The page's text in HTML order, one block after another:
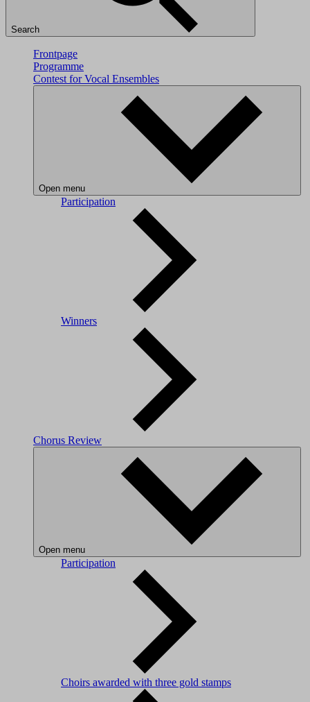
Search
Frontpage
Programme
Contest for Vocal Ensembles
Open menu
Participation
Winners
Chorus Review
Open menu
Participation
Choirs awarded with three gold stamps